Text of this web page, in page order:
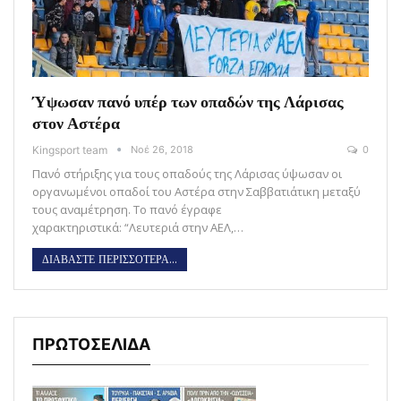
Ύψωσαν πανό υπέρ των οπαδών της Λάρισας
στον Αστέρα
Kingsport team Νοέ 26, 2018 0
Πανό στήριξης για τους οπαδούς της Λάρισας ύψωσαν οι
οργανωμένοι οπαδοί του Αστέρα στην Σαββατιάτικη μεταξύ
τους αναμέτρηση. Το πανό έγραφε
χαρακτηριστικά: “Λευτεριά στην ΑΕΛ,…
ΔΙΑΒΑΣΤΕ ΠΕΡΙΣΣΟΤΕΡΑ...
ΠΡΩΤΟΣΕΛΙΔΑ